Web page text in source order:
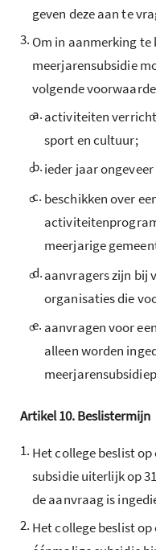
geven deze aan te
3. Om in aanmerking te
meerjarensubsidie
volgende
a.activiteiten
sport en cultuur;
b.ieder jaar
c. beschikken over
meerjarige
d.aanvragers zijn bij
organisaties die
e. aanvragen voor
alleen worden
Artikel10.Beslistermijn
1. Het college beslist
subsidie uiterlijk op
de aanvraag is
2. Het college beslist